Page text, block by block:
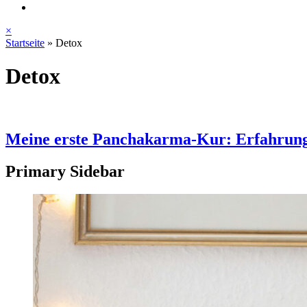
×
Startseite » Detox
Detox
Meine erste Panchakarma-Kur:
Primary Sidebar